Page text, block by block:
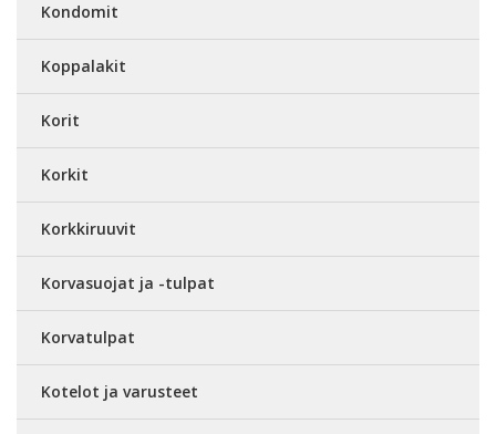
Kondomit
Koppalakit
Korit
Korkit
Korkkiruuvit
Korvasuojat ja -tulpat
Korvatulpat
Kotelot ja varusteet